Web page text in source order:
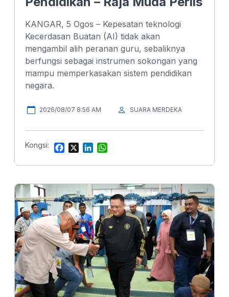
KANGAR, 5 Ogos – Kepesatan teknologi
Kecerdasan Buatan (AI) tidak akan
mengambil alih peranan guru, sebaliknya
berfungsi sebagai instrumen sokongan yang
mampu memperkasakan sistem pendidikan
negara.
2026/08/07 8:56 AM SUARA MERDEKA
Kongsi:
c
o
o
k
n
e
d
I
n
a
s
A
p
p